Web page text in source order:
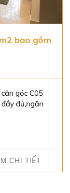
bao gồm
góc C05
đủ,ngân
CHI TIẾT